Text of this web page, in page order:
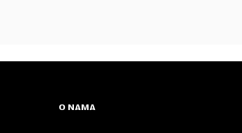
O NAMA